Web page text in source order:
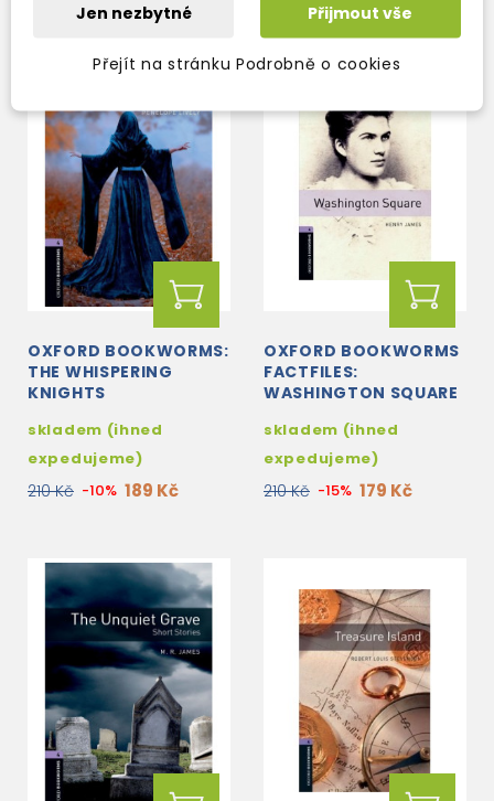
OXFORD BOOKWORMS:
THE WHISPERING
KNIGHTS
skladem (ihned
expedujeme)
210 Kč -10% 189 Kč
OXFORD BOOKWORMS
FACTFILES:
WASHINGTON SQUARE
skladem (ihned
expedujeme)
210 Kč -15% 179 Kč
Jen nezbytné Přijmout vše
Přejít na stránku Podrobně o cookies